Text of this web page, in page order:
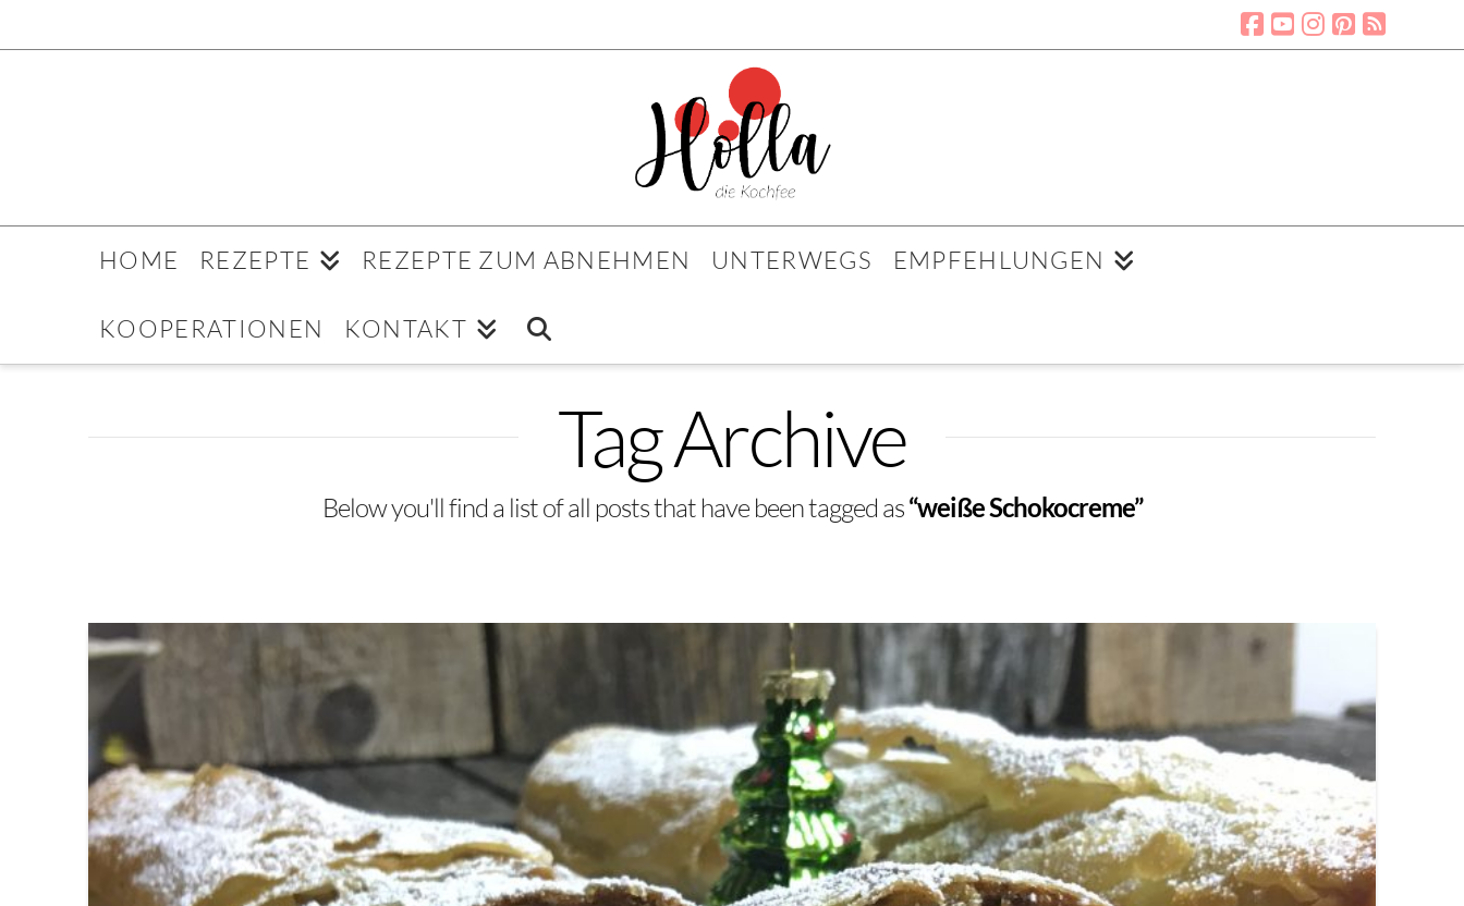
HOME REZEPTE REZEPTE ZUM ABNEHMEN UNTERWEGS EMPFEHLUNGEN
KOOPERATIONEN KONTAKT
Tag Archive
Below you'll find a list of all posts that have been tagged as“weiße Schokocreme”